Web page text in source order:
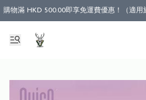
購物滿 HKD 500.00即享免運費優惠！（適